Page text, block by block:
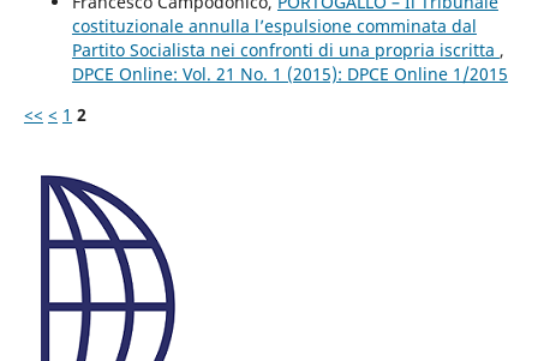
costituzionale annulla l’espulsione comminata dal
Partito Socialista nei confronti di una propria iscritta ,
DPCE Online: Vol. 21 No. 1 (2015): DPCE Online 1/2015
<< < 1 2